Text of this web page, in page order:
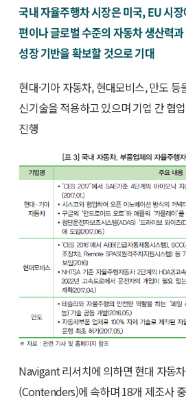
국내 자율주행차 시장은 미국, EU 시
편이나 글로벌 수준의 자동차 생산력
성장 기반을 확보할 것으로 기대
현대·기아 자동차, 현대모비스, 만도
신기술을 적용하고 있으며 기업 간 협
진행
Navigant 리서치에 의하면 현대 자동
(Contenders)에 속하며 18개 제조사